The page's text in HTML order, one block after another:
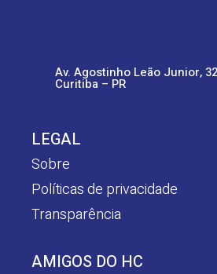
Av. Agostinho Leão Junior,
Curitiba – PR
LEGAL
Sobre
Políticas de privacidade
Transparência
AMIGOS DO HC